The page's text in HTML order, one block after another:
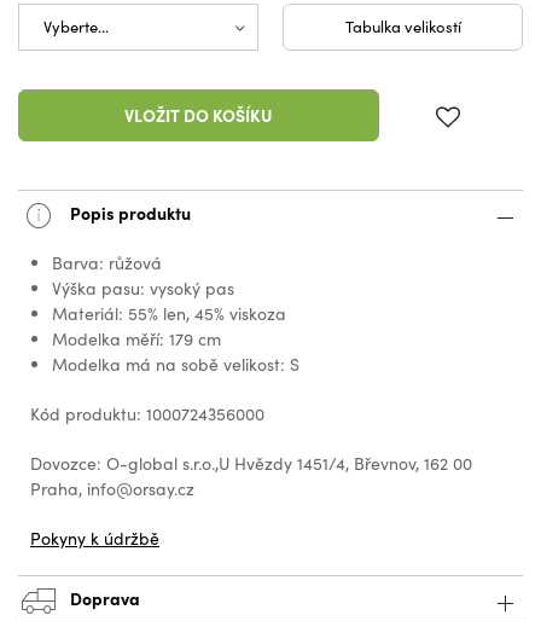
Tabulka velikostí
VLOŽIT DO KOŠÍKU
Popis produktu
Barva: růžová
Výška pasu: vysoký pas
Materiál: 55% len, 45% viskoza
Modelka měří: 179 cm
Modelka má na sobě velikost: S
Kód produktu: 1000724356000
Dovozce: O-global s.r.o.,U Hvězdy 1451/4, Břevnov, 162 00
Praha, info@orsay.cz
Pokyny k údržbě
Doprava